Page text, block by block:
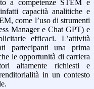
a competenze STEM e
capacità analitiche e
come l’uso di strumenti
Manager e Chat GPT) e
efficaci. L’attività
partecipanti una prima
le opportunità di carriera
altamente richiesti e
in un contesto